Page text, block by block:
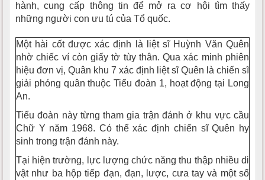
hành, cung cấp thông tin để mở ra cơ hội tìm thấy
những người con ưu tú của Tổ quốc.
Một hài cốt được xác định là liệt sĩ Huỳnh Văn Quên
nhờ chiếc ví còn giấy tờ tùy thân. Qua xác minh phiên
hiệu đơn vị, Quân khu 7 xác định liệt sĩ Quên là chiến sĩ
giải phóng quân thuộc Tiểu đoàn 1, hoạt động tại Long
An.
Tiểu đoàn này từng tham gia trận đánh ở khu vực cầu
Chữ Y năm 1968. Có thể xác định chiến sĩ Quên hy
sinh trong trận đánh này.
Tại hiện trường, lực lượng chức năng thu thập nhiều di
vật như ba hộp tiếp đạn, đạn, lược, cưa tay và một số